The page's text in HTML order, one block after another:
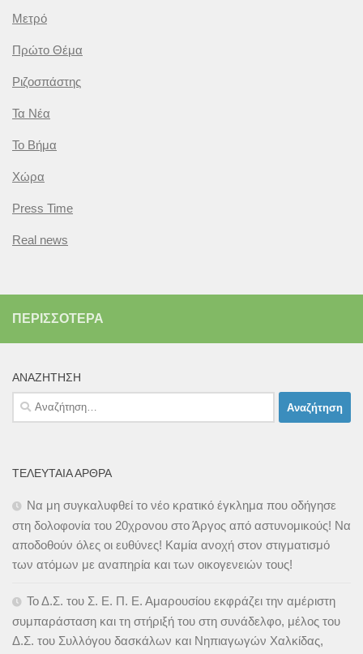
Μετρό
Πρώτο Θέμα
Ριζοσπάστης
Τα Νέα
Το Βήμα
Χώρα
Press Time
Real news
ΠΕΡΙΣΣΌΤΕΡΑ
ΑΝΑΖΉΤΗΣΗ
Αναζήτηση
για:
ΤΕΛΕΥΤΑΊΑ ΆΡΘΡΑ
Να μη συγκαλυφθεί το νέο κρατικό έγκλημα που οδήγησε
στη δολοφονία του 20χρονου στο Άργος από αστυνομικούς! Να
αποδοθούν όλες οι ευθύνες! Καμία ανοχή στον στιγματισμό
των ατόμων με αναπηρία και των οικογενειών τους!
Το Δ.Σ. του Σ. Ε. Π. Ε. Αμαρουσίου εκφράζει την αμέριστη
συμπαράσταση και τη στήριξή του στη συνάδελφο, μέλος του
Δ.Σ. του Συλλόγου δασκάλων και Νηπιαγωγών Χαλκίδας,